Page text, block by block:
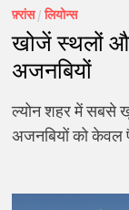
फ़्रांस/लियोन्स
खोजें स्थलों
अजनबियों
ल्योन शहर में सबसे
अजनबियों को केवल